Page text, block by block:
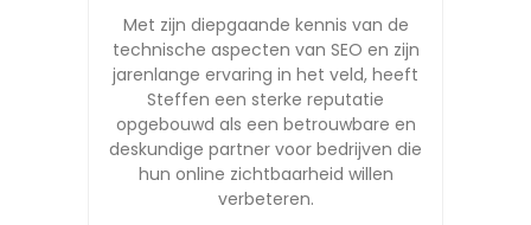
Met zijn diepgaande kennis van de
technische aspecten van SEO en zijn
jarenlange ervaring in het veld, heeft
Steffen een sterke reputatie
opgebouwd als een betrouwbare en
deskundige partner voor bedrijven die
hun online zichtbaarheid willen
verbeteren.